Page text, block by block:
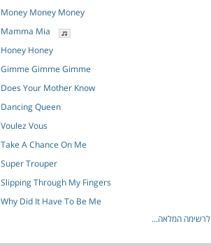
Money Money Money
Mamma Mia
Honey Honey
Gimme Gimme Gimme
Does Your Mother Know
Dancing Queen
Voulez Vous
Take A Chance On Me
Super Trouper
Slipping Through My Fingers
Why Did It Have To Be Me
לרשימה המלאה...